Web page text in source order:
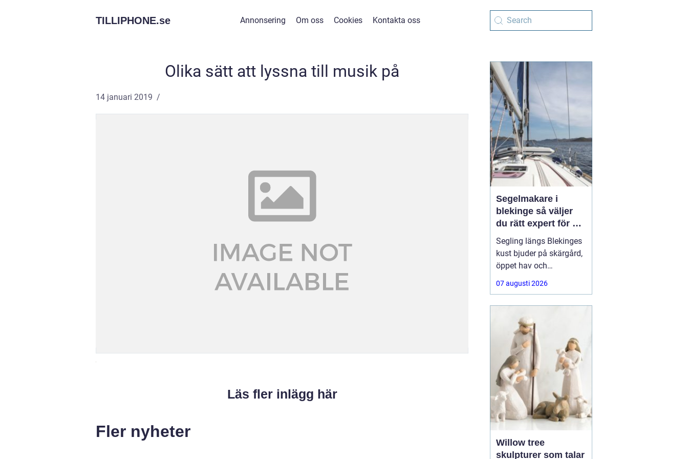
TILLIPHONE.se Annonsering Om oss Cookies Kontakta oss
Olika sätt att lyssna till musik på
14 januari 2019
Läs fler inlägg här
Fler nyheter
Segelmakare i
blekinge så väljer
du rätt expert för din
segelbåt
Segling längs Blekinges
kust bjuder på skärgård,
öppet hav och
varierande vindar. För att
kunna njuta av allt detta
anpassade efter både
båt och besättning.
Många letar
07 augusti 2026
Willow tree
skulpturer som talar